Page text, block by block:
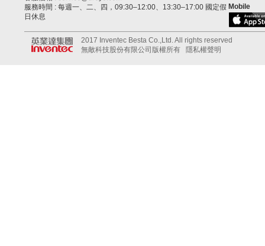
服務時間 : 每週一、二、四，09:30–12:00、13:30–17:00 國定假
日休息
Mobile
2017 Inventec Besta Co.,Ltd. All rights reserved
無敵科技股份有限公司版權所有
隱私權聲明